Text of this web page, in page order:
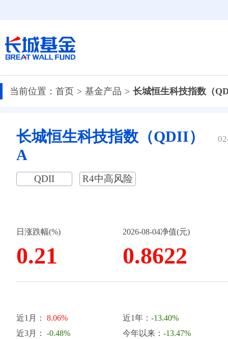
当前位置： 首页 基金产品 长城恒生科技指数（
长城恒生科技指数（QDII）
A
QDII R4中高风险
日涨跌幅(%)
0.21
2026-08-04净值(元)
0.8622
近1月： 8.06%
近3月： -0.48%
近1年：-13.40%
今年以来：-13.47%